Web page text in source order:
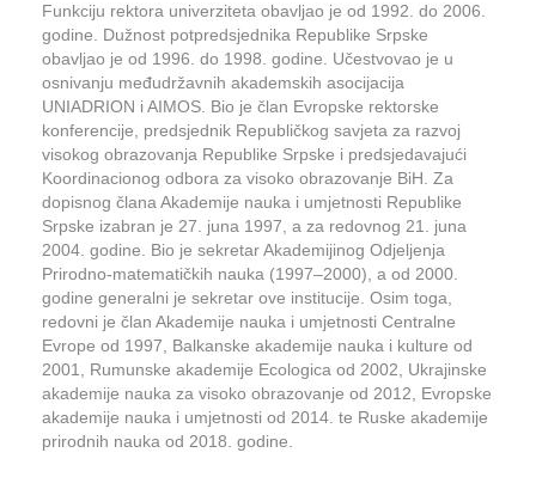
Funkciju rektora univerziteta obavljao je od 1992. do 2006.
godine. Dužnost potpredsjednika Republike Srpske
obavljao je od 1996. do 1998. godine. Učestvovao je u
osnivanju međudržavnih akademskih asocijacija
UNIADRION i AIMOS. Bio je član Evropske rektorske
konferencije, predsjednik Republičkog savjeta za razvoj
visokog obrazovanja Republike Srpske i predsjedavajući
Koordinacionog odbora za visoko obrazovanje BiH. Za
dopisnog člana Akademije nauka i umjetnosti Republike
Srpske izabran je 27. juna 1997, a za redovnog 21. juna
2004. godine. Bio je sekretar Akademijinog Odjeljenja
Prirodno-matematičkih nauka (1997–2000), a od 2000.
godine generalni je sekretar ove institucije. Osim toga,
redovni je član Akademije nauka i umjetnosti Centralne
Evrope od 1997, Balkanske akademije nauka i kulture od
2001, Rumunske akademije Ecologica od 2002, Ukrajinske
akademije nauka za visoko obrazovanje od 2012, Evropske
akademije nauka i umjetnosti od 2014. te Ruske akademije
prirodnih nauka od 2018. godine.